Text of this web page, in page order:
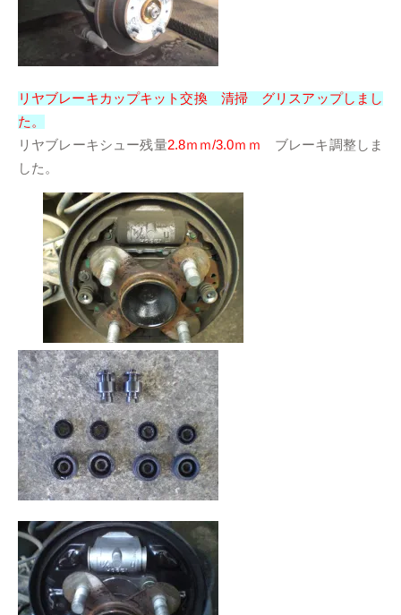
イプサム エアコンフィルター
リヤブレーキカップキット交換 清掃 グリスアップしまし
た。
リヤブレーキシュー残量2.8ｍｍ/3.0ｍｍ ブレーキ調整しま
した。